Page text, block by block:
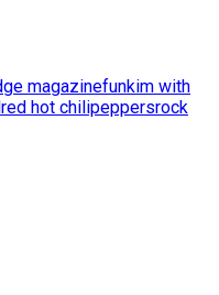
magazinefunkim with
red hot chilipeppersrock